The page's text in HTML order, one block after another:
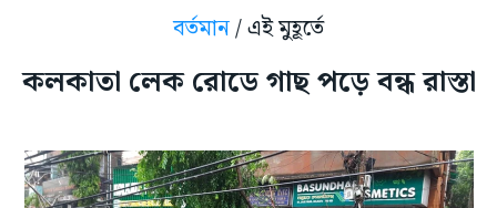
বর্তমান/ এই মুহূর্তে
কলকাতা লেক রোডে গাছ পড়ে বন্ধ রাস্তা